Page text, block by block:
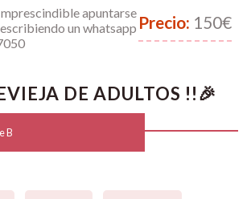
Precio: 150€
apuntarse
un whatsapp
DE ADULTOS !!🎉
B